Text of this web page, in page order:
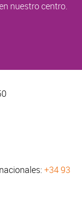
nuestro centro.
+34 93